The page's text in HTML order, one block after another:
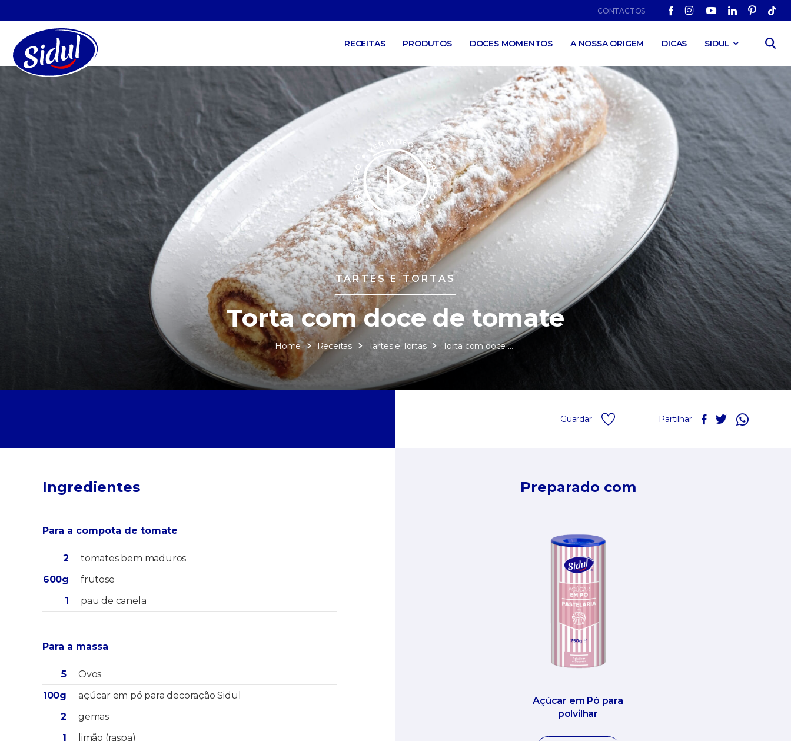
CONTACTOS
RECEITAS PRODUTOS DOCES MOMENTOS A NOSSA ORIGEM DICAS SIDUL
TARTES E TORTAS
Torta com doce de tomate
Home Receitas Tartes e Tortas Torta com doce de tomate
Guardar Partilhar
Ingredientes
Para a compota de tomate
2
tomates bem maduros
600g
frutose
1
pau de canela
Para a massa
5
Ovos
100g
açúcar em pó para decoração Sidul
2
gemas
1
limão (raspa)
Preparado com
Açúcar em Pó para
polvilhar